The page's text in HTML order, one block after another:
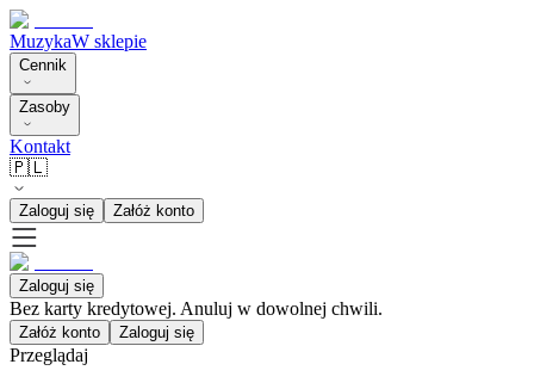
MuzykaW sklepie
Cennik
Zasoby
Kontakt
🇵🇱
Zaloguj się Załóż konto
Zaloguj się
Bez karty kredytowej. Anuluj w dowolnej chwili.
Załóż konto Zaloguj się
Przeglądaj